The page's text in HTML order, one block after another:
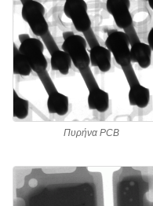
Πυρήνα PCB